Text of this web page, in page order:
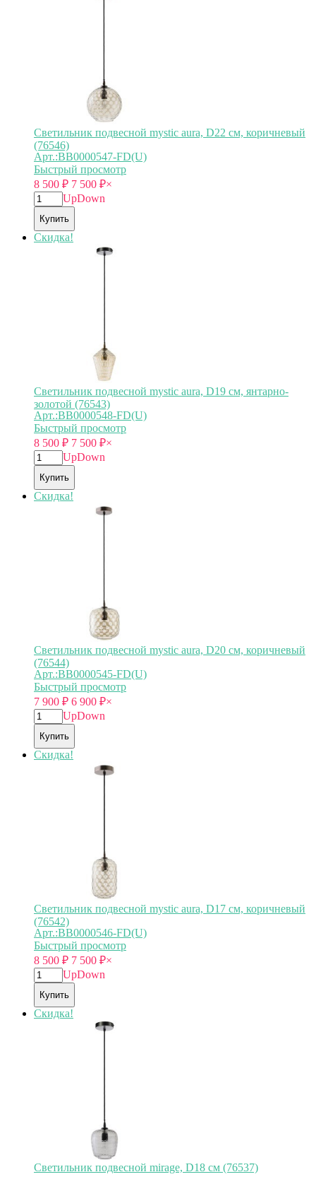
Светильник подвесной mystic aura, D22 см, коричневый
(76546)
Арт.:BB0000547-FD(U)
Быстрый просмотр
8 500 ₽ 7 500 ₽×
UpDown
Купить
Скидка!
Светильник подвесной mystic aura, D19 см, янтарно-
золотой (76543)
Арт.:BB0000548-FD(U)
Быстрый просмотр
8 500 ₽ 7 500 ₽×
UpDown
Купить
Скидка!
Светильник подвесной mystic aura, D20 см, коричневый
(76544)
Арт.:BB0000545-FD(U)
Быстрый просмотр
7 900 ₽ 6 900 ₽×
UpDown
Купить
Скидка!
Светильник подвесной mystic aura, D17 см, коричневый
(76542)
Арт.:BB0000546-FD(U)
Быстрый просмотр
8 500 ₽ 7 500 ₽×
UpDown
Купить
Скидка!
Светильник подвесной mirage, D18 см (76537)